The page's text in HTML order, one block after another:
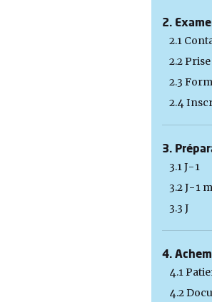
2.
2.1
2.2
2.3
2.4
3.
3.1 J-1
3.2 J-1
3.3 J
4.
4.1
4.2